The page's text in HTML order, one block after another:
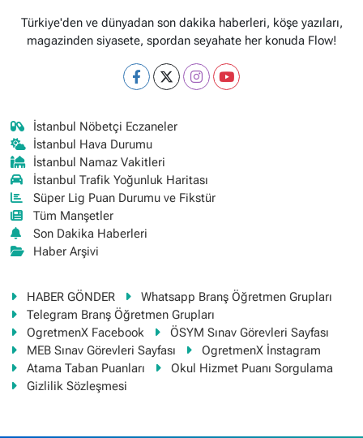
Türkiye'den ve dünyadan son dakika haberleri, köşe yazıları,
magazinden siyasete, spordan seyahate her konuda Flow!
İstanbul Nöbetçi Eczaneler
İstanbul Hava Durumu
İstanbul Namaz Vakitleri
İstanbul Trafik Yoğunluk Haritası
Süper Lig Puan Durumu ve Fikstür
Tüm Manşetler
Son Dakika Haberleri
Haber Arşivi
HABER GÖNDER
Whatsapp Branş Öğretmen Grupları
Telegram Branş Öğretmen Grupları
OgretmenX Facebook
ÖSYM Sınav Görevleri Sayfası
MEB Sınav Görevleri Sayfası
OgretmenX İnstagram
Atama Taban Puanları
Okul Hizmet Puanı Sorgulama
Gizlilik Sözleşmesi